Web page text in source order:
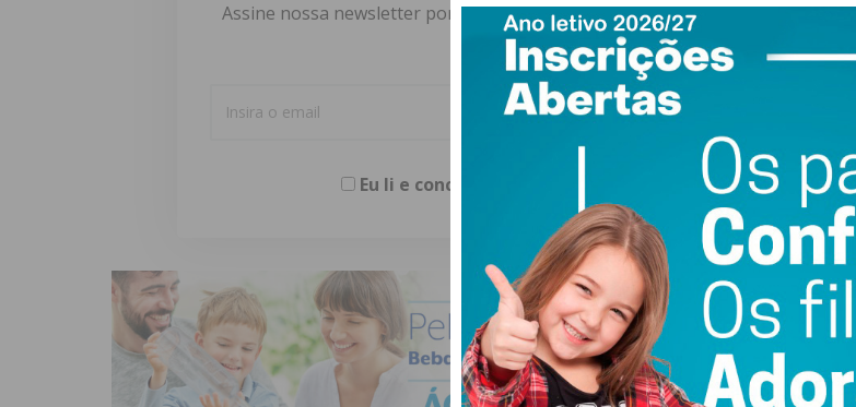
Assine nossa newsletter por e-mail e obtenha de forma regular a informação
atualizada.
Eu li e concordo com os termos e condições